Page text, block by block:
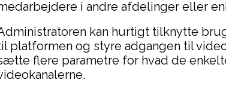
i andre afdelinger eller
kan hurtigt tilknytte
platformen og styre adgangen til
flere parametre for hvad de